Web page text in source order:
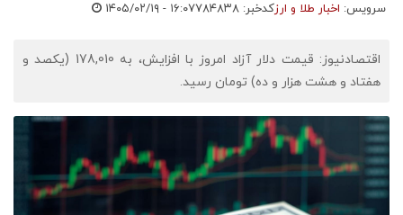
سرویس: اخبار طلا و ارزکدخبر: ۷۸۴۸۳۸ ۱۴۰۵/۰۲/۱۹ - ۱۶:۰۷
اقتصادنیوز: قیمت دلار آزاد امروز با افزایش، به 178,010 (یکصد و
هفتاد و هشت هزار و ده) تومان رسید.